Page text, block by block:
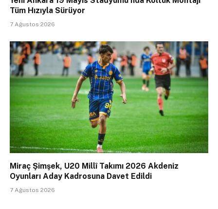
Tüm Hızıyla Sürüyor
7 Ağustos 2026
Miraç Şimşek, U20 Millî Takımı 2026 Akdeniz
Oyunları Aday Kadrosuna Davet Edildi
7 Ağustos 2026